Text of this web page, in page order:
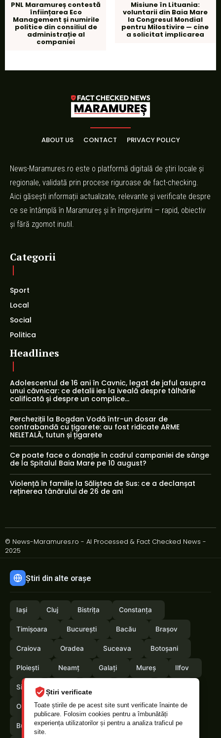
Știri verificate
Toate știrile de pe acest site sunt verificate înainte de
publicare. Folosim cookies pentru a îmbunătăți
experiența utilizatorilor și pentru a analiza traficul pe
site.
PNL Maramureș contestă
înființarea Eco
Management și numirile
politice din consiliul de
administrație al
companiei
Misiune în Lituania:
voluntarii din Baia Mare
la Congresul Mondial
pentru Milostivire — cine
a solicitat implicarea
ABOUT US CONTACT PRIVACY POLICY
News-Maramures.ro este o platformă digitală de știri locale și
regionale, validată prin procese riguroase de fact-checking.
Aici găsești informații actualizate, relevante și verificate despre
ce se întâmplă în Maramureș și în împrejurimi — rapid, obiectiv
și fără zgomot inutil.
Categorii
Sport
Local
Social
Politica
Headlines
Adolescentul de 16 ani în Cavnic, legat de jaful asupra
unui căvnicar: ce detalii ies la iveală despre tâlhărie
calificată și despre un complice...
Percheziții la Bogdan Vodă într-un dosar de
contrabandă cu țigarete: au fost ridicate ARME
NELETALĂ, tutun și țigarete
Ce poate face o donație în cadrul campaniei de sânge
de la Spitalul Baia Mare pe 10 august?
Violență în familie la Săliștea de Sus: ce a declanșat
reținerea tânărului de 26 de ani
© News-Maramures.ro - AI Processed & Fact Checked News -
2025
Știri din alte orașe
Iași Cluj Bistrița Constanța
Timișoara București Bacău Brașov
Craiova Oradea Suceava Botoșani
Ploiești Neamț Galați Mureș Ilfov
Sibiu
Olt Arges Vrancea Satumare
Buzau Braila Calarasi Caras-Severin